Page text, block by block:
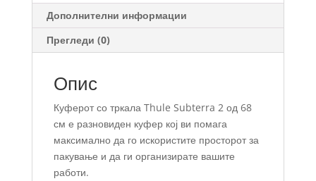
Дополнителни информации
Прегледи (0)
Опис
Куферот со тркала Thule Subterra 2 од 68
см е разновиден куфер кој ви помага
максимално да го искористите просторот за
пакување и да ги организирате вашите
работи.